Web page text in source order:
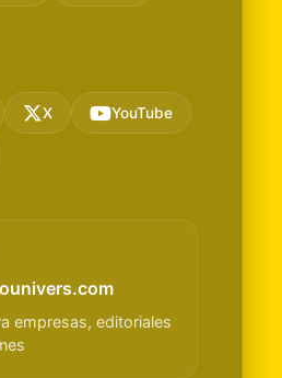
X YouTube
empresas, editoriales